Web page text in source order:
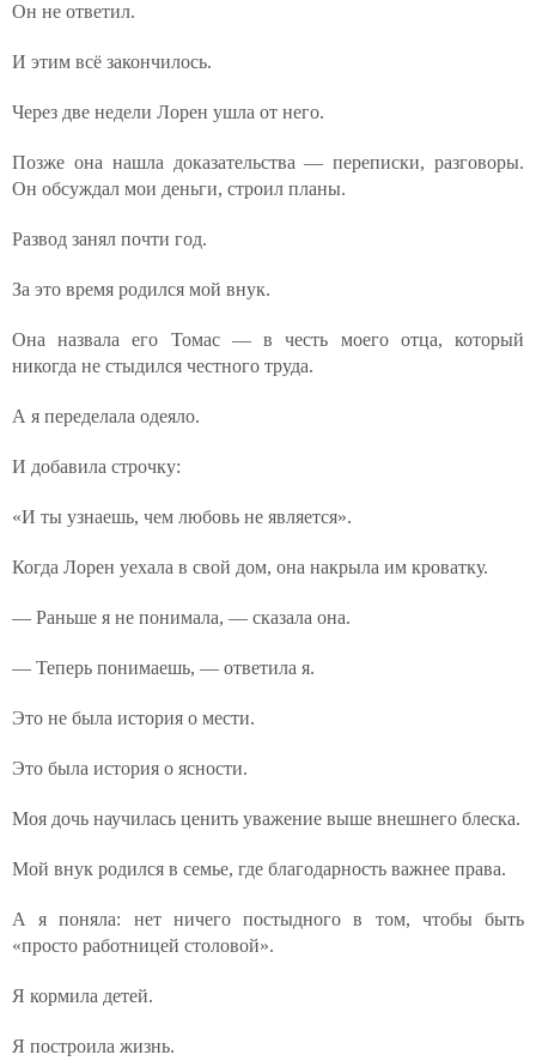
Он не ответил.
И этим всё закончилось.
Через две недели Лорен ушла от него.
Позже она нашла доказательства — переписки, разговоры.
Он обсуждал мои деньги, строил планы.
Развод занял почти год.
За это время родился мой внук.
Она назвала его Томас — в честь моего отца, который
никогда не стыдился честного труда.
А я переделала одеяло.
И добавила строчку:
«И ты узнаешь, чем любовь не является».
Когда Лорен уехала в свой дом, она накрыла им кроватку.
— Раньше я не понимала, — сказала она.
— Теперь понимаешь, — ответила я.
Это не была история о мести.
Это была история о ясности.
Моя дочь научилась ценить уважение выше внешнего блеска.
Мой внук родился в семье, где благодарность важнее права.
А я поняла: нет ничего постыдного в том, чтобы быть
«просто работницей столовой».
Я кормила детей.
Я построила жизнь.